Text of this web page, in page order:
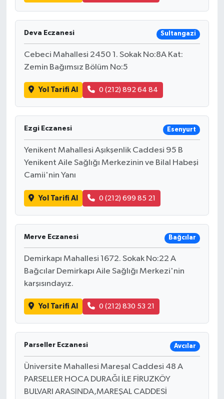
Deva Eczanesi Sultangazi
Cebeci Mahallesi 2450 1. Sokak No:8A Kat:
Zemin Bağımsız Bölüm No:5
Yol Tarifi Al 0 (212) 892 64 84
Ezgi Eczanesi Esenyurt
Yenikent Mahallesi Aşıkşenlik Caddesi 95 B
Yenikent Aile Sağlığı Merkezinin ve Bilal Habeşi
Camii'nin Yanı
Yol Tarifi Al 0 (212) 699 85 21
Merve Eczanesi Bağcılar
Demirkapı Mahallesi 1672. Sokak No:22 A
Bağcılar Demirkapı Aile Sağlığı Merkezi'nin
karşısındayız.
Yol Tarifi Al 0 (212) 830 53 21
Parseller Eczanesi Avcılar
Üniversite Mahallesi Mareşal Caddesi 48 A
PARSELLER HOCA DURAĞI İLE FİRUZKÖY
BULVARI ARASINDA,MAREŞAL CADDESİ